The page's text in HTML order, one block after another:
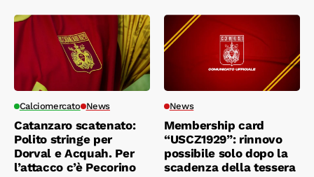
Calciomercato News
Catanzaro scatenato:
Polito stringe per
Dorval e Acquah. Per
l’attacco c’è Pecorino
News
Membership card
“USCZ1929”: rinnovo
possibile solo dopo la
scadenza della tessera